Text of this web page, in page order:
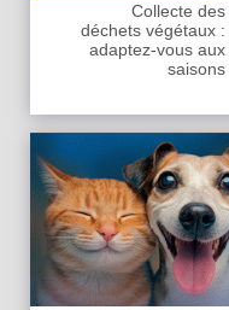
Collecte des
déchets végétaux :
adaptez-vous aux
saisons